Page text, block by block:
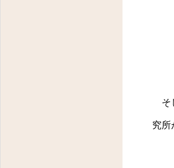
そ
究所